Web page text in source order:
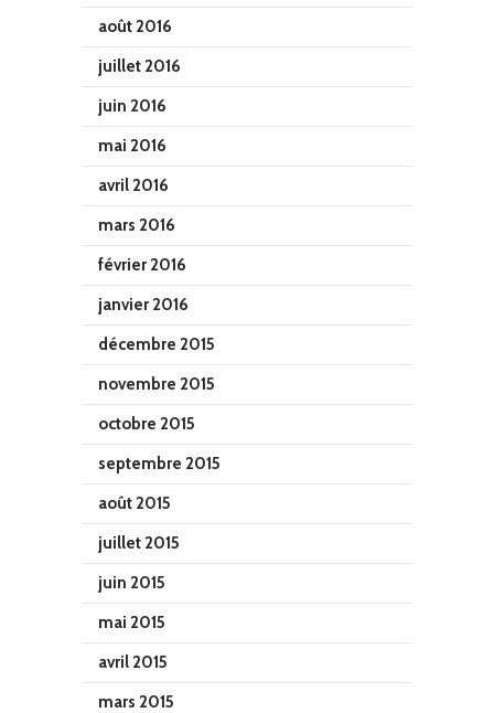
août 2016
juillet 2016
juin 2016
mai 2016
avril 2016
mars 2016
février 2016
janvier 2016
décembre 2015
novembre 2015
octobre 2015
septembre 2015
août 2015
juillet 2015
juin 2015
mai 2015
avril 2015
mars 2015